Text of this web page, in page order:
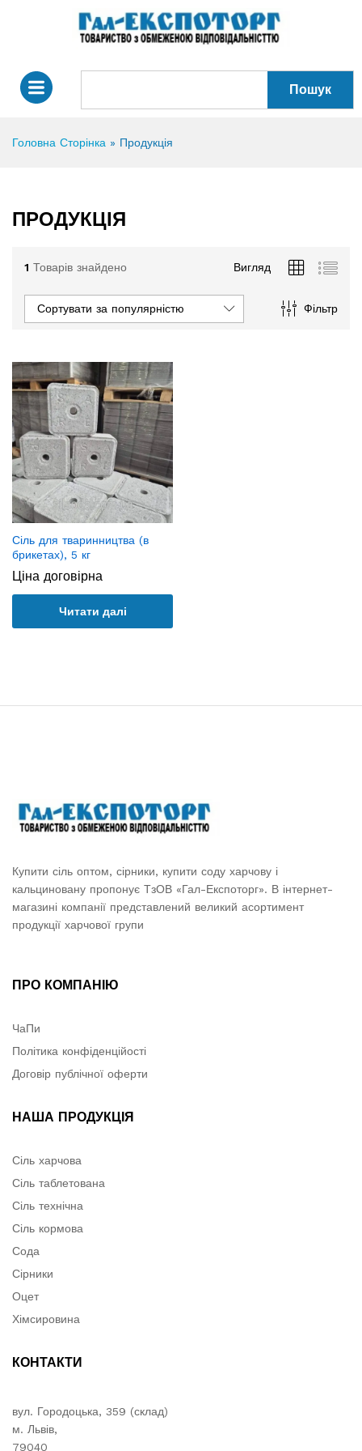
Пошук
Головна Сторінка » Продукція
ПРОДУКЦІЯ
1 Товарів знайдено Вигляд
Фільтр
Сортувати за популярністю
Сіль для тваринництва (в
брикетах), 5 кг
Ціна договірна
Читати далі
Купити сіль оптом, сірники, купити соду харчову і
кальциновану пропонує ТзОВ «Гал-Експоторг». В інтернет-
магазині компанії представлений великий асортимент
продукції харчової групи
ПРО КОМПАНІЮ
ЧаПи
Політика конфіденційості
Договір публічної оферти
НАША ПРОДУКЦІЯ
Сіль харчова
Сіль таблетована
Сіль технічна
Сіль кормова
Сода
Сірники
Оцет
Хімсировина
КОНТАКТИ
вул. Городоцька, 359 (склад)
м. Львів,
79040